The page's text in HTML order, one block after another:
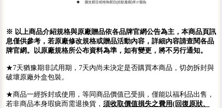
※ 以上商品介紹規格與原廠贈品依各品牌官網公告為主，本商品頁訊
息僅供參考，若原廠修改規格或贈品活動內容，詳細內容請查閱各品
牌官網。以原廠規格所公布資料為準，如有變更，將不另行通知。
★7天猶豫期非試用期，7天內尚未決定是否購買本商品，切勿拆封與
破壞原廠外盒包裝。
★商品一經拆封或使用，等同商品價值已受損，僅能以福利品出售，
若非商品本身瑕疵而需退換貨， 須收取價值損失之費用(回復原狀、